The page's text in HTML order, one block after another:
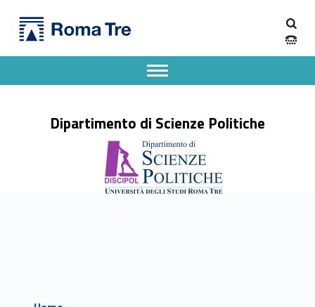
Dipartimento di Scienze Politiche
Dipartimento di Scienze Politiche
Apri il menu secondario
Header info sidebar